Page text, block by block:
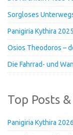
Sorgloses
Panigiria Kythira 2025
Osios Theodoros –
Die Fahrrad- und
Top Posts
Panigiria Kythira 2026